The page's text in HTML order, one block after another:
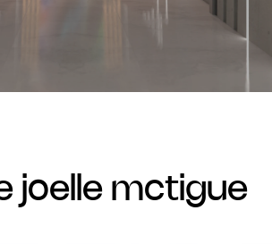
joelle mctigue